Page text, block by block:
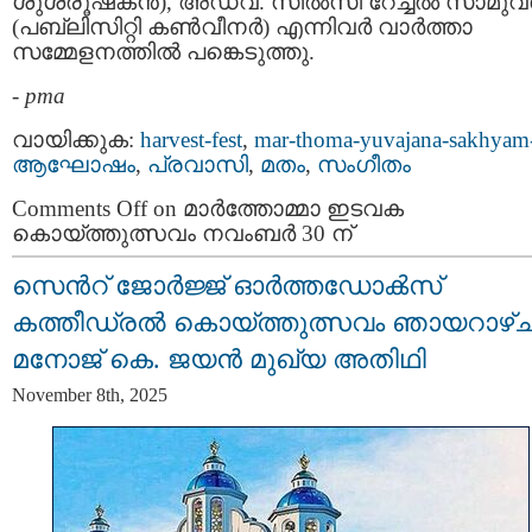
(പബ്ലിസിറ്റി കൺവീനർ) എന്നിവർ വാർത്താ
സമ്മേളനത്തിൽ പങ്കെടുത്തു.
- pma
വായിക്കുക: harvest-fest, mar-thoma-yuvajana-
ആഘോഷം, പ്രവാസി, മതം, സംഗീതം
Comments Offon മാർത്തോമ്മാ ഇടവക
കൊയ്ത്തുത്സവം നവംബർ 30 ന്
സെന്‍റ് ജോർജ്ജ് ഓർത്തഡോൿസ്‌
കത്തീഡ്രൽ കൊയ്ത്തുത്സവം
മനോജ് കെ. ജയൻ മുഖ്യ അതിഥി
November 8th, 2025